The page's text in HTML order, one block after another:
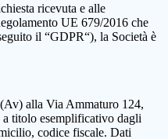
ricevuta e alle
UE 679/2016 che
il “GDPR“), la Società è
alla Via Ammaturo 124,
a titolo esemplificativo dagli
codice fiscale. Dati